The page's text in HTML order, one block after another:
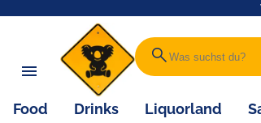
search
Food Drinks Liquorland